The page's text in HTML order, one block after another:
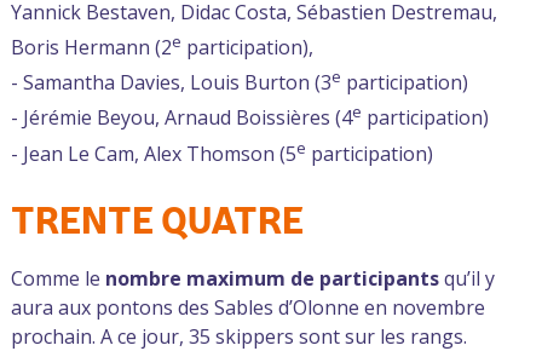
Yannick Bestaven, Didac Costa, Sébastien Destremau,
Boris Hermann (2e participation),
- Samantha Davies, Louis Burton (3e participation)
- Jérémie Beyou, Arnaud Boissières (4e participation)
- Jean Le Cam, Alex Thomson (5e participation)
TRENTE QUATRE
Comme le nombre maximum de participantsqu’il y
aura aux pontons des Sables d’Olonne en novembre
prochain. A ce jour, 35 skippers sont sur les rangs.